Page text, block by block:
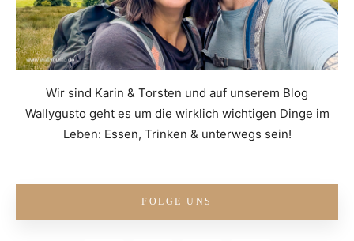
Wir sind Karin & Torsten und auf unserem Blog
Wallygusto geht es um die wirklich wichtigen Dinge im
Leben: Essen, Trinken & unterwegs sein!
FOLGE UNS